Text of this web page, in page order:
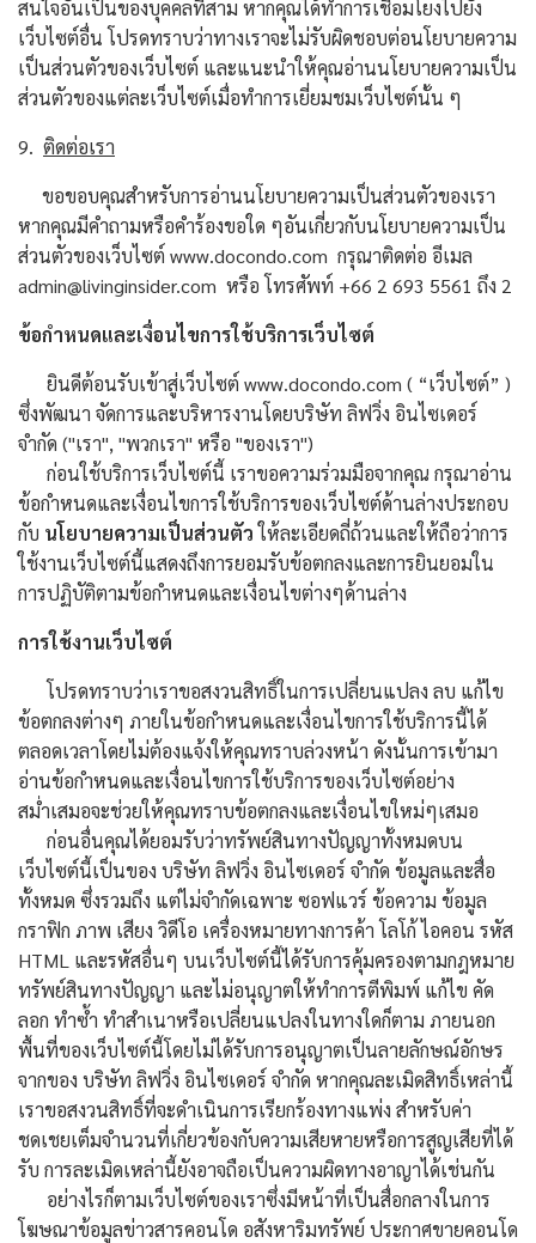
สนใจอันเป็นของบุคคลที่สาม หากคุณได้ทำการเชื่อมโยงไปยัง
เว็บไซต์อื่น โปรดทราบว่าทางเราจะไม่รับผิดชอบต่อนโยบายความ
เป็นส่วนตัวของเว็บไซต์ และแนะนำให้คุณอ่านนโยบายความเป็น
ส่วนตัวของแต่ละเว็บไซต์เมื่อทำการเยี่ยมชมเว็บไซต์นั้น ๆ
9. ติดต่อเรา
ขอขอบคุณสำหรับการอ่านนโยบายความเป็นส่วนตัวของเรา
หากคุณมีคำถามหรือคำร้องขอใด ๆอันเกี่ยวกับนโยบายความเป็น
ส่วนตัวของเว็บไซต์ www.docondo.com กรุณาติดต่อ อีเมล
admin@livinginsider.com หรือ โทรศัพท์ +66 2 693 5561 ถึง 2
ข้อกำหนดและเงื่อนไขการใช้บริการเว็บไซต์
ยินดีต้อนรับเข้าสู่เว็บไซต์ www.docondo.com ( “เว็บไซต์” )
ซึ่งพัฒนา จัดการและบริหารงานโดยบริษัท ลิฟวิ่ง อินไซเดอร์
จำกัด ("เรา", "พวกเรา" หรือ "ของเรา")
ก่อนใช้บริการเว็บไซต์นี้ เราขอความร่วมมือจากคุณ กรุณาอ่าน
ข้อกำหนดและเงื่อนไขการใช้บริการของเว็บไซต์ด้านล่างประกอบ
กับ นโยบายความเป็นส่วนตัวให้ละเอียดถี่ถ้วนและให้ถือว่าการ
ใช้งานเว็บไซต์นี้แสดงถึงการยอมรับข้อตกลงและการยินยอมใน
การปฏิบัติตามข้อกำหนดและเงื่อนไขต่างๆด้านล่าง
การใช้งานเว็บไซต์
โปรดทราบว่าเราขอสงวนสิทธิ์ในการเปลี่ยนแปลง ลบ แก้ไข
ข้อตกลงต่างๆ ภายในข้อกำหนดและเงื่อนไขการใช้บริการนี้ได้
ตลอดเวลาโดยไม่ต้องแจ้งให้คุณทราบล่วงหน้า ดังนั้นการเข้ามา
อ่านข้อกำหนดและเงื่อนไขการใช้บริการของเว็บไซต์อย่าง
สม่ำเสมอจะช่วยให้คุณทราบข้อตกลงและเงื่อนไขใหม่ๆเสมอ
ก่อนอื่นคุณได้ยอมรับว่าทรัพย์สินทางปัญญาทั้งหมดบน
เว็บไซต์นี้เป็นของ บริษัท ลิฟวิ่ง อินไซเดอร์ จำกัด ข้อมูลและสื่อ
ทั้งหมด ซึ่งรวมถึง แต่ไม่จำกัดเฉพาะ ซอฟแวร์ ข้อความ ข้อมูล
กราฟิก ภาพ เสียง วิดีโอ เครื่องหมายทางการค้า โลโก้ ไอคอน รหัส
HTML และรหัสอื่นๆ บนเว็บไซต์นี้ได้รับการคุ้มครองตามกฎหมาย
ทรัพย์สินทางปัญญา และไม่อนุญาตให้ทำการตีพิมพ์ แก้ไข คัด
ลอก ทำซ้ำ ทำสำเนาหรือเปลี่ยนแปลงในทางใดก็ตาม ภายนอก
พื้นที่ของเว็บไซต์นี้โดยไม่ได้รับการอนุญาตเป็นลายลักษณ์อักษร
จากของ บริษัท ลิฟวิ่ง อินไซเดอร์ จำกัด หากคุณละเมิดสิทธิ์เหล่านี้
เราขอสงวนสิทธิ์ที่จะดำเนินการเรียกร้องทางแพ่ง สำหรับค่า
ชดเชยเต็มจำนวนที่เกี่ยวข้องกับความเสียหายหรือการสูญเสียที่ได้
รับ การละเมิดเหล่านี้ยังอาจถือเป็นความผิดทางอาญาได้เช่นกัน
อย่างไรก็ตามเว็บไซต์ของเราซึ่งมีหน้าที่เป็นสื่อกลางในการ
โฆษณาข้อมูลข่าวสารคอนโด อสังหาริมทรัพย์ ประกาศขายคอนโด